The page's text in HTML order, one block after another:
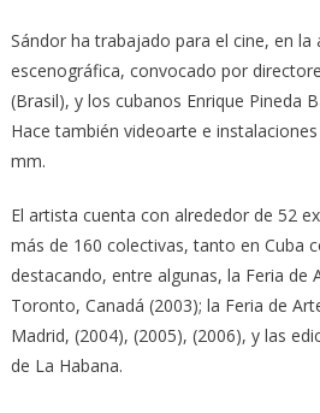
Sándor ha trabajado para el cine, en la
escenográfica, convocado por
(Brasil), y los cubanos Enrique Pineda
Hace también videoarte e
mm.
El artista cuenta con alrededor de 52
más de 160 colectivas, tanto en Cuba
destacando, entre algunas, la Feria de
Toronto, Canadá (2003); la Feria de
Madrid, (2004), (2005), (2006), y las
de La Habana.